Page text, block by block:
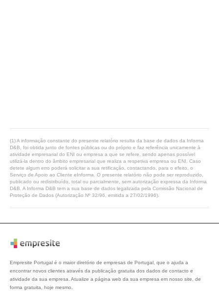
(1) A informação constante do presente relatório resulta da base de dados da Informa
D&B, foi obtida junto de fontes públicas ou do próprio e faz referência unicamente à
atividade empresarial do ENI ou empresa a que se refere, sendo apenas possível
utilizá-la dentro do âmbito empresarial que realiza a respetiva empresa ou ENI. Caso
detete algum erro poderá solicitar a sua retificação, contactando, para o efeito, o
Serviço de Apoio ao Cliente eInforma. O presente relatório não pode ser reproduzido,
publicado ou redistribuído, total ou parcialmente, sem autorização expressa da Informa
D&B. A Informa D&B tem a sua base de dados legalizada pela Comissão Nacional de
Proteção de Dados (Autorização Nº 32/96, emitida a 27/02/1996).
Empresite Portugal é o maior diretório de empresas de Portugal, que o ajuda a
encontrar novos clientes através da publicação gratuita dos dados de contacto e
atividade da sua empresa. Atualize a página web da sua empresa em nosso site, de
forma gratuita, hoje mesmo.